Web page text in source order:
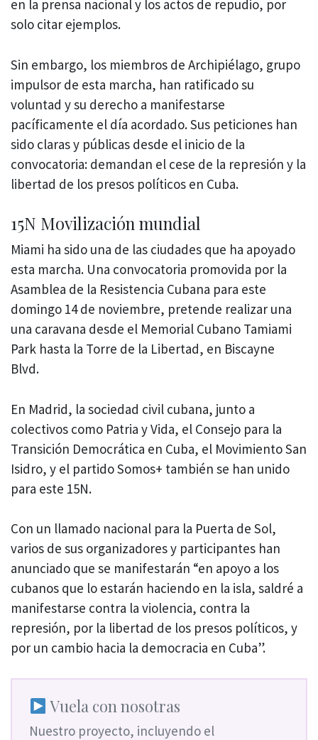
en la prensa nacional y los actos de repudio, por
solo citar ejemplos.
Sin embargo, los miembros de Archipiélago, grupo
impulsor de esta marcha, han ratificado su
voluntad y su derecho a manifestarse
pacíficamente el día acordado. Sus peticiones han
sido claras y públicas desde el inicio de la
convocatoria: demandan el cese de la represión y la
libertad de los presos políticos en Cuba.
15N Movilización mundial
Miami ha sido una de las ciudades que ha apoyado
esta marcha. Una convocatoria promovida por la
Asamblea de la Resistencia Cubana para este
domingo 14 de noviembre, pretende realizar una
una caravana desde el Memorial Cubano Tamiami
Park hasta la Torre de la Libertad, en Biscayne
Blvd.
En Madrid, la sociedad civil cubana, junto a
colectivos como Patria y Vida, el Consejo para la
Transición Democrática en Cuba, el Movimiento San
Isidro, y el partido Somos+ también se han unido
para este 15N.
Con un llamado nacional para la Puerta de Sol,
varios de sus organizadores y participantes han
anunciado que se manifestarán “en apoyo a los
cubanos que lo estarán haciendo en la isla, saldré a
manifestarse contra la violencia, contra la
represión, por la libertad de los presos políticos, y
por un cambio hacia la democracia en Cuba”.
Vuela con nosotras
Nuestro proyecto, incluyendo el